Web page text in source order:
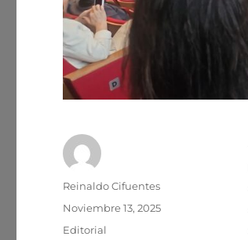
Autor
Reinaldo Cifuentes
Publicado
Noviembre 13, 2025
Categorías
Editorial